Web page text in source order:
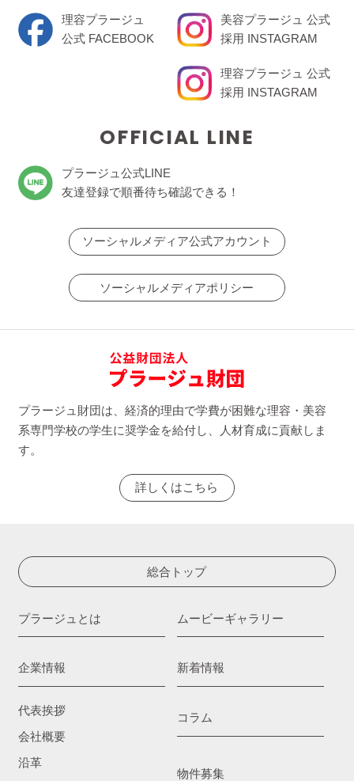
理容プラージュ
公式 FACEBOOK
美容プラージュ 公式
採用 INSTAGRAM
理容プラージュ 公式
採用 INSTAGRAM
OFFICIAL LINE
プラージュ公式LINE
友達登録で順番待ち確認できる！
ソーシャルメディア公式アカウント
ソーシャルメディアポリシー
プラージュ財団は、経済的理由で学費が困難な理容・美容
系専門学校の学生に奨学金を給付し、人材育成に貢献しま
す。
詳しくはこちら
総合トップ
プラージュとは
企業情報
代表挨拶
会社概要
沿革
ムービーギャラリー
新着情報
コラム
物件募集